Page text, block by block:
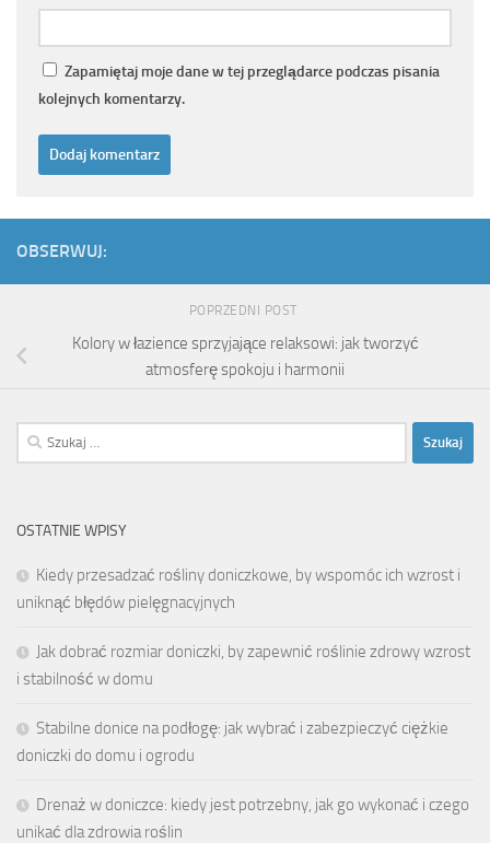
Zapamiętaj moje dane w tej przeglądarce podczas pisania
kolejnych komentarzy.
OBSERWUJ:
POPRZEDNI POST
Kolory w łazience sprzyjające relaksowi: jak tworzyć
atmosferę spokoju i harmonii
Szukaj:
OSTATNIE WPISY
Kiedy przesadzać rośliny doniczkowe, by wspomóc ich wzrost i
uniknąć błędów pielęgnacyjnych
Jak dobrać rozmiar doniczki, by zapewnić roślinie zdrowy wzrost
i stabilność w domu
Stabilne donice na podłogę: jak wybrać i zabezpieczyć ciężkie
doniczki do domu i ogrodu
Drenaż w doniczce: kiedy jest potrzebny, jak go wykonać i czego
unikać dla zdrowia roślin